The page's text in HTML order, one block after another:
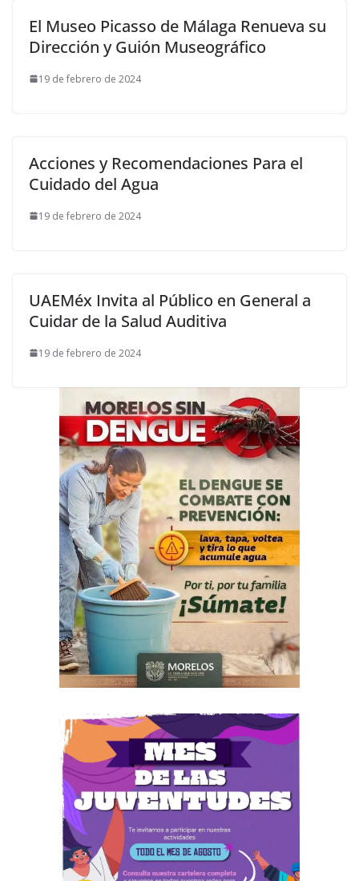
El Museo Picasso de Málaga Renueva su
Dirección y Guión Museográfico
19 de febrero de 2024
Acciones y Recomendaciones Para el
Cuidado del Agua
19 de febrero de 2024
UAEMéx Invita al Público en General a
Cuidar de la Salud Auditiva
19 de febrero de 2024